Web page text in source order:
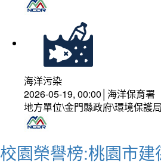
海洋污染
2026-05-19, 00:00│海洋保育署
地方單位\金門縣政府\環境保護
校園榮譽榜:桃園市